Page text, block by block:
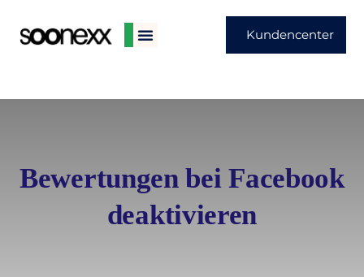
Kundencenter
Bewertungen bei Facebook
deaktivieren